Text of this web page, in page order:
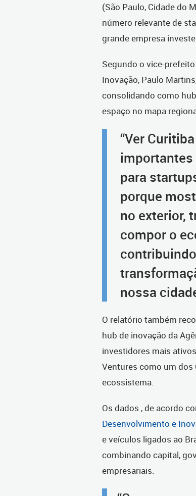
(São Paulo, Cidade do
número relevante de
grande empresa
Segundo o vice-
Inovação, Paulo
consolidando como
espaço no mapa
“Ver
para
porque
no exterior,
compor o
nossa
O relatório também
hub de inovação da
investidores mais
Ventures como um dos
ecossistema.
Os dados ,de acordo
Desenvolvimento e
e veículos ligados ao
combinando capital,
empresariais.